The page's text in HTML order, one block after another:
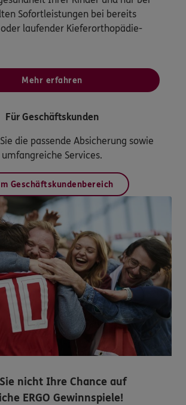
Sofortleistungen bei bereits
laufender Kieferorthopädie-
Mehr erfahren
Für Geschäftskunden
die passende Absicherung sowie
umfangreiche Services.
Geschäftskundenbereich
nicht Ihre Chance auf
ERGO Gewinnspiele!